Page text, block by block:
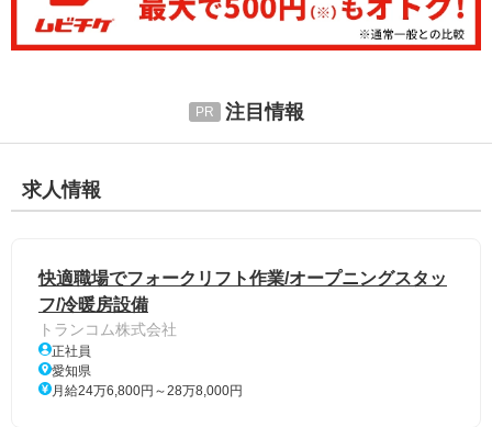
注目情報
求人情報
快適職場でフォークリフト作業/オープニングスタッ
フ/冷暖房設備
トランコム株式会社
正社員
愛知県
月給24万6,800円～28万8,000円